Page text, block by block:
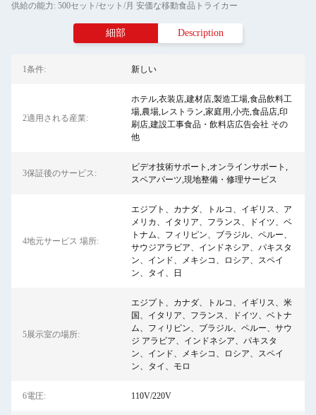
供給の能力: 500セット/セット/月 安価な移動食品トライカー
細部 Description
1条件: 新しい
2適用される産業:
ホテル,衣装店,建材店,製造工場,食品飲料工
場,農場,レストラン,家庭用,小売,食品店,印
刷店,建設工事食品・飲料店広告会社 その
他
3保証後のサービス:
ビデオ技術サポート,オンラインサポート,
スペアパーツ,現地整備・修理サービス
4地元サービス 場所:
エジプト、カナダ、トルコ、イギリス、ア
メリカ、イタリア、フランス、ドイツ、ベ
トナム、フィリピン、ブラジル、ペルー、
サウジアラビア、インドネシア、パキスタ
ン、インド、メキシコ、ロシア、スペイ
ン、タイ、日
5展示室の場所:
エジプト、カナダ、トルコ、イギリス、米
国、イタリア、フランス、ドイツ、ベトナ
ム、フィリピン、ブラジル、ペルー、サウ
ジ アラビア、インドネシア、パキスタ
ン、インド、メキシコ、ロシア、スペイ
ン、タイ、モロ
6電圧: 110V/220V